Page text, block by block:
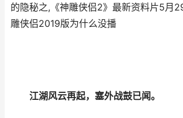
的隐秘之,《神雕侠侣2》最新资料片5月
雕侠侣2019版为什么没播
江湖风云再起，塞外战鼓已闻。